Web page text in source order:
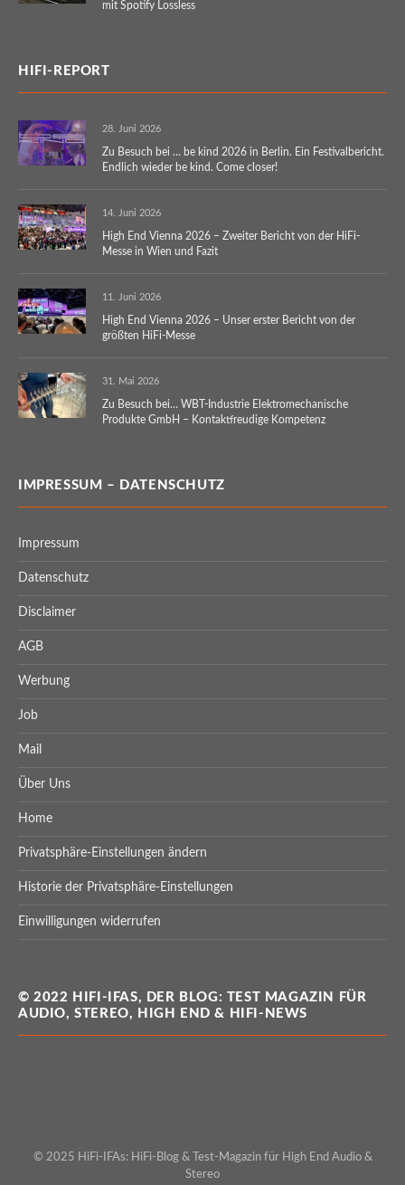
mit Spotify Lossless
HIFI-REPORT
28. Juni 2026
Zu Besuch bei … be kind 2026 in Berlin. Ein Festivalbericht.
Endlich wieder be kind. Come closer!
14. Juni 2026
High End Vienna 2026 – Zweiter Bericht von der HiFi-
Messe in Wien und Fazit
11. Juni 2026
High End Vienna 2026 – Unser erster Bericht von der
größten HiFi-Messe
31. Mai 2026
Zu Besuch bei… WBT-Industrie Elektromechanische
Produkte GmbH – Kontaktfreudige Kompetenz
IMPRESSUM – DATENSCHUTZ
Impressum
Datenschutz
Disclaimer
AGB
Werbung
Job
Mail
Über Uns
Home
Privatsphäre-Einstellungen ändern
Historie der Privatsphäre-Einstellungen
Einwilligungen widerrufen
© 2022 HIFI-IFAS, DER BLOG: TEST MAGAZIN FÜR
AUDIO, STEREO, HIGH END & HIFI-NEWS
© 2025 HiFi-IFAs: HiFi-Blog & Test-Magazin für High End Audio &
Stereo